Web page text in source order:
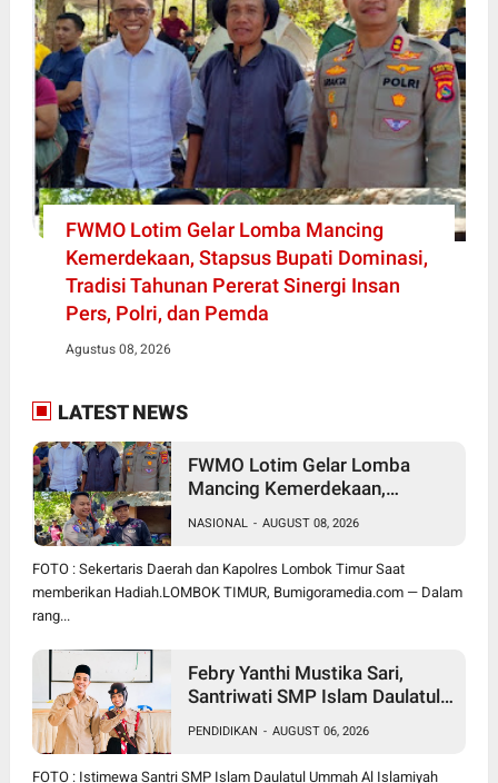
FWMO Lotim Gelar Lomba Mancing
Kemerdekaan, Stapsus Bupati Dominasi,
Tradisi Tahunan Pererat Sinergi Insan
Pers, Polri, dan Pemda
Agustus 08, 2026
LATEST NEWS
FWMO Lotim Gelar Lomba
Mancing Kemerdekaan,
Tradisi Tahunan Pererat Sinergi
Insan Pers, Polri, dan Pemda
NASIONAL - AUGUST 08, 2026
FOTO : Sekertaris Daerah dan Kapolres Lombok Timur Saat
memberikan Hadiah.LOMBOK TIMUR, Bumigoramedia.com — Dalam
rang...
Febry Yanthi Mustika Sari,
Santriwati SMP Islam Daulatul
Lolos Jambore Nasional di
Cibubur
PENDIDIKAN - AUGUST 06, 2026
FOTO : Istimewa Santri SMP Islam Daulatul Ummah Al Islamiyah